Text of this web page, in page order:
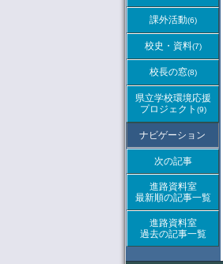
課外活動(6)
校史・資料(7)
校長の窓(8)
県立学校環境応援
プロジェクト (9)
ナビゲーション
次の記事
進路資料室
最新順の記事一覧
進路資料室
過去の記事一覧